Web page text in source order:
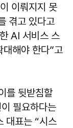
이뤄지지 못
겪고 있다고
AI 서비스 스
대해야 한다”고
를 뒷받침할
필요하다는
대표는 “시스